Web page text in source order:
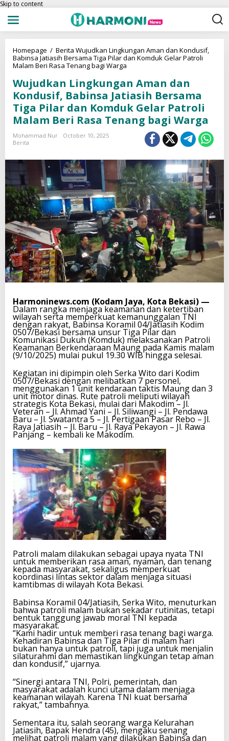
Skip to content
Homepage / Berita Wujudkan Lingkungan Aman dan Kondusif,
Babinsa Jatiasih Bersama Tiga Pilar dan Komduk Gelar Patroli
Malam Beri Rasa Tenang bagi Warga
Wujudkan Lingkungan Aman dan
Kondusif, Babinsa Jatiasih Bersama
Tiga Pilar dan Komduk Gelar Patroli
Malam Beri Rasa Tenang bagi Warga
Mohammad Nur
October 10, 2025
Berita
Harmoninews.com (Kodam Jaya, Kota Bekasi) —
Dalam rangka menjaga keamanan dan ketertiban
wilayah serta memperkuat kemanunggalan TNI
dengan rakyat, Babinsa Koramil 04/Jatiasih Kodim
0507/Bekasi bersama unsur Tiga Pilar dan
Komunikasi Dukuh (Komduk) melaksanakan Patroli
Keamanan Berkendaraan Maung pada Kamis malam
(9/10/2025) mulai pukul 19.30 WIB hingga selesai.
Kegiatan ini dipimpin oleh Serka Wito dari Kodim
0507/Bekasi dengan melibatkan 7 personel,
menggunakan 1 unit kendaraan taktis Maung dan 3
unit motor dinas. Rute patroli meliputi wilayah
strategis Kota Bekasi, mulai dari Makodim – Jl.
Veteran – Jl. Ahmad Yani – Jl. Siliwangi – Jl. Pendawa
Baru – Jl. Swatantra 5 – Jl. Pertigaan Pasar Rebo – Jl.
Raya Jatiasih – Jl. Baru – Jl. Raya Pekayon – Jl. Rawa
Panjang – kembali ke Makodim.
Patroli malam dilakukan sebagai upaya nyata TNI
untuk memberikan rasa aman, nyaman, dan tenang
kepada masyarakat, sekaligus memperkuat
koordinasi lintas sektor dalam menjaga situasi
kamtibmas di wilayah Kota Bekasi.
Babinsa Koramil 04/Jatiasih, Serka Wito, menuturkan
bahwa patroli malam bukan sekadar rutinitas, tetapi
bentuk tanggung jawab moral TNI kepada
masyarakat.
“Kami hadir untuk memberi rasa tenang bagi warga.
Kehadiran Babinsa dan Tiga Pilar di malam hari
bukan hanya untuk patroli, tapi juga untuk menjalin
silaturahmi dan memastikan lingkungan tetap aman
dan kondusif,” ujarnya.
“Sinergi antara TNI, Polri, pemerintah, dan
masyarakat adalah kunci utama dalam menjaga
keamanan wilayah. Karena TNI kuat bersama
rakyat,” tambahnya.
Sementara itu, salah seorang warga Kelurahan
Jatiasih, Bapak Hendra (45), mengaku senang
melihat patroli malam yang dilakukan Babinsa dan